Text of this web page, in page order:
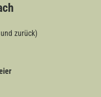
zurück)